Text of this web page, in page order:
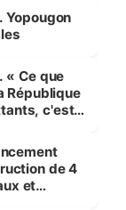
les
Yopougon
« Ce que
République
c'est
de 4
et